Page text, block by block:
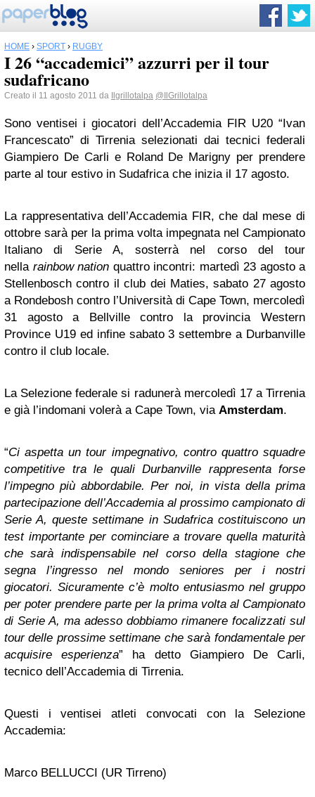
HOME › SPORT › RUGBY
I 26 “accademici” azzurri per il tour
sudafricano
Creato il 11 agosto 2011 da Ilgrillotalpa @IlGrillotalpa
Sono ventisei i giocatori dell’Accademia FIR U20 “Ivan
Francescato” di Tirrenia selezionati dai tecnici federali
Giampiero De Carli e Roland De Marigny per prendere
parte al tour estivo in Sudafrica che inizia il 17 agosto.
La rappresentativa dell’Accademia FIR, che dal mese di
ottobre sarà per la prima volta impegnata nel Campionato
Italiano di Serie A, sosterrà nel corso del tour
nella rainbow nation quattro incontri: martedì 23 agosto a
Stellenbosch contro il club dei Maties, sabato 27 agosto
a Rondebosh contro l’Università di Cape Town, mercoledì
31 agosto a Bellville contro la provincia Western
Province U19 ed infine sabato 3 settembre a Durbanville
contro il club locale.
La Selezione federale si radunerà mercoledì 17 a Tirrenia
e già l’indomani volerà a Cape Town, via Amsterdam.
“Ci aspetta un tour impegnativo, contro quattro squadre
competitive tra le quali Durbanville rappresenta forse
l’impegno più abbordabile. Per noi, in vista della prima
partecipazione dell’Accademia al prossimo campionato di
Serie A, queste settimane in Sudafrica costituiscono un
test importante per cominciare a trovare quella maturità
che sarà indispensabile nel corso della stagione che
segna l’ingresso nel mondo seniores per i nostri
giocatori. Sicuramente c’è molto entusiasmo nel gruppo
per poter prendere parte per la prima volta al Campionato
di Serie A, ma adesso dobbiamo rimanere focalizzati sul
tour delle prossime settimane che sarà fondamentale per
acquisire esperienza” ha detto Giampiero De Carli,
tecnico dell’Accademia di Tirrenia.
Questi i ventisei atleti convocati con la Selezione
Accademia:
Marco BELLUCCI (UR Tirreno)